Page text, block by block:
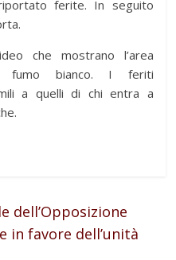
ferite. In seguito
che mostrano l’area
fumo bianco. I feriti
a quelli di chi entra a
dell’Opposizione
in favore dell’unità